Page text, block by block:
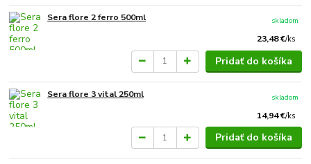
Sera flore 2 ferro 500ml
23,48 €/ks
skladom
Pridať do košíka
Sera flore 3 vital 250ml
14,94 €/ks
skladom
Pridať do košíka